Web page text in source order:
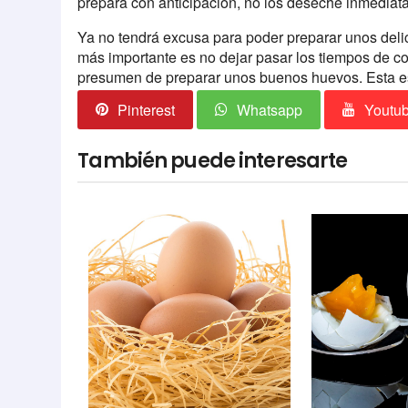
Ya no tendrá excusa para poder preparar unos
más importante es no dejar pasar los tiempos de
presumen de preparar unos buenos huevos. Esta
Pinterest
Whatsapp
También puede interesarte